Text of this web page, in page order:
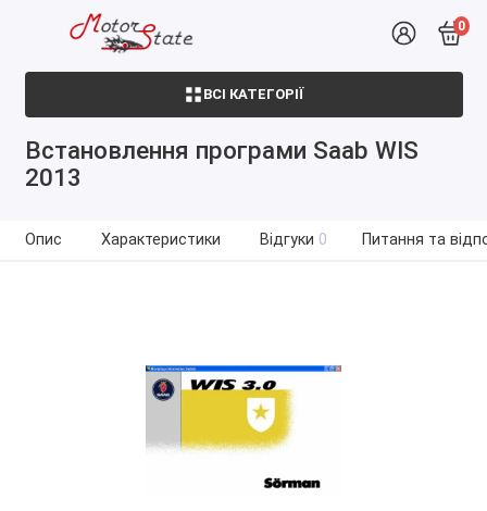
0
ВСІ КАТЕГОРІЇ
Встановлення програми Saab WIS
2013
Опис Характеристики Відгуки 0 Питання та